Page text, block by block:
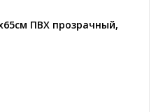
ПВХ прозрачный,